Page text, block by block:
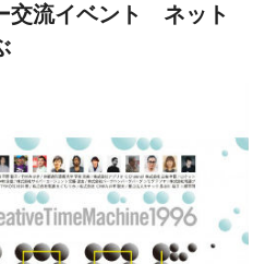
交流イベント ネット